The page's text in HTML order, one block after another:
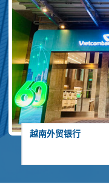
越南外贸银行